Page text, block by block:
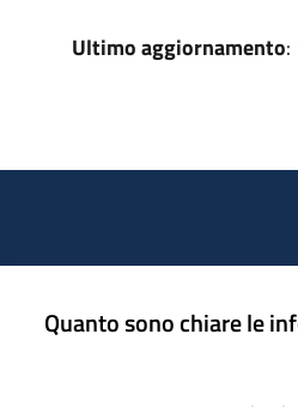
Ultimo aggiornamento:
Quanto sono chiare le